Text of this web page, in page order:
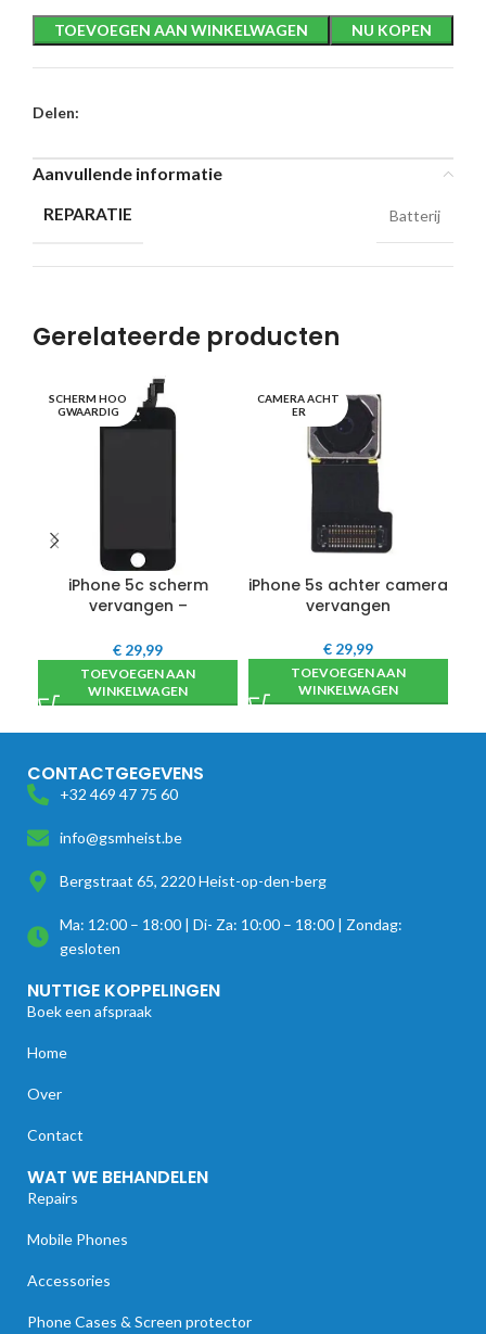
TOEVOEGEN AAN WINKELWAGEN NU KOPEN
Delen:
Aanvullende informatie
REPARATIE Batterij
Gerelateerde producten
SCHERM HOO
GWAARDIG
iPhone 5c scherm
vervangen –
€ 29,99
TOEVOEGEN AAN
WINKELWAGEN
CAMERA ACHT
ER
iPhone 5s achter camera
vervangen
€ 29,99
TOEVOEGEN AAN
WINKELWAGEN
CONTACTGEGEVENS
+32 469 47 75 60
info@gsmheist.be
Bergstraat 65, 2220 Heist-op-den-berg
Ma: 12:00 – 18:00 | Di- Za: 10:00 – 18:00 | Zondag:
gesloten
NUTTIGE KOPPELINGEN
Boek een afspraak
Home
Over
Contact
WAT WE BEHANDELEN
Repairs
Mobile Phones
Accessories
Phone Cases & Screen protector